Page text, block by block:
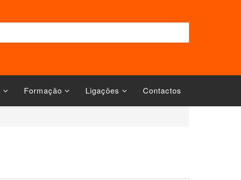
Formação Ligações Contactos